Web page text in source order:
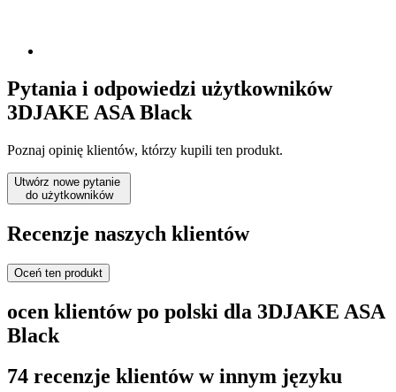
Pytania i odpowiedzi użytkowników
3DJAKE ASA Black
Poznaj opinię klientów, którzy kupili ten produkt.
Utwórz nowe pytanie
do użytkowników
Recenzje naszych klientów
Oceń ten produkt
ocen klientów po polski dla 3DJAKE ASA
Black
74 recenzje klientów w innym języku